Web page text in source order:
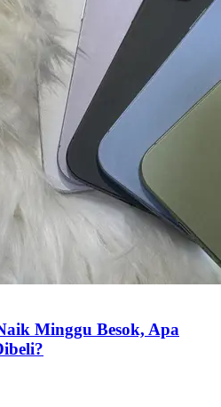
Minggu Besok, Apa